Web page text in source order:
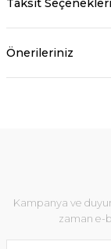
Önerileriniz
Kampanya ve
zaman e-